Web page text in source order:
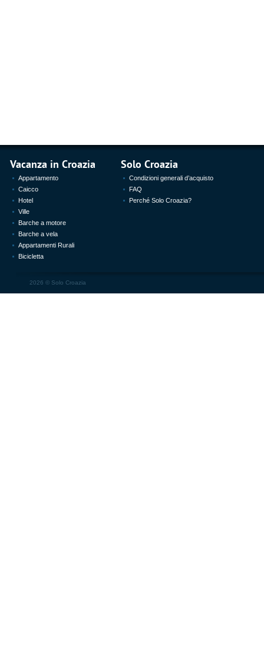
Vacanza in Croazia
Appartamento
Caicco
Hotel
Ville
Barche a motore
Barche a vela
Appartamenti Rurali
Bicicletta
Solo Croazia
Condizioni generali d’acquisto
FAQ
Perché Solo Croazia?
2026 © Solo Croazia